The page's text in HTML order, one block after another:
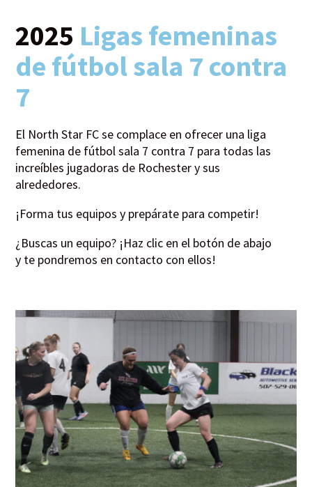
2025 Ligas femeninas
de fútbol sala 7 contra
7
El North Star FC se complace en ofrecer una liga
femenina de fútbol sala 7 contra 7 para todas las
increíbles jugadoras de Rochester y sus
alrededores.
¡Forma tus equipos y prepárate para competir!
¿Buscas un equipo? ¡Haz clic en el botón de abajo
y te pondremos en contacto con ellos!